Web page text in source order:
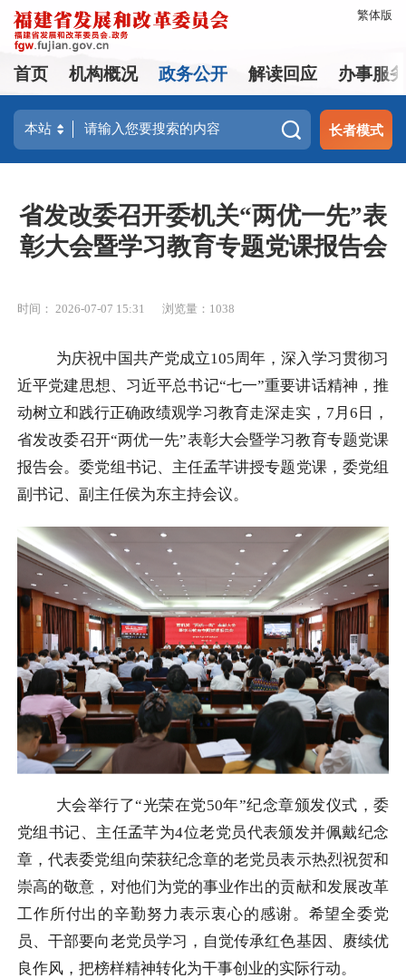
繁体版
首页 机构概况 政务公开 解读回应 办事服
长者模式
省发改委召开委机关“两优一先”表
彰大会暨学习教育专题党课报告会
时间： 2026-07-07 15:31 浏览量：1038
为庆祝中国共产党成立105周年，深入学习贯彻习
近平党建思想、习近平总书记“七一”重要讲话精神，推
动树立和践行正确政绩观学习教育走深走实，7月6日，
省发改委召开“两优一先”表彰大会暨学习教育专题党课
报告会。委党组书记、主任孟芊讲授专题党课，委党组
副书记、副主任侯为东主持会议。
大会举行了“光荣在党50年”纪念章颁发仪式，委
党组书记、主任孟芊为4位老党员代表颁发并佩戴纪念
章，代表委党组向荣获纪念章的老党员表示热烈祝贺和
崇高的敬意，对他们为党的事业作出的贡献和发展改革
工作所付出的辛勤努力表示衷心的感谢。希望全委党
员、干部要向老党员学习，自觉传承红色基因、赓续优
良作风，把榜样精神转化为干事创业的实际行动。